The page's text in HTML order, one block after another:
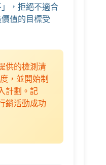
，拒絕不適合
值的目標受
供的檢測清
，並開始制
計劃。記
銷活動成功